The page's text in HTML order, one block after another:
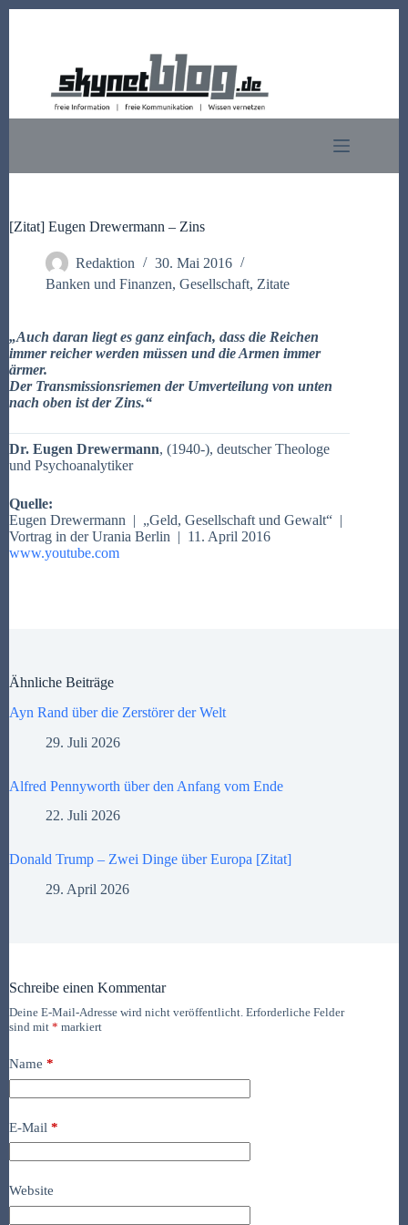
[Zitat] Eugen Drewermann – Zins
Redaktion
30. Mai 2016
Banken und Finanzen, Gesellschaft, Zitate
„Auch daran liegt es ganz einfach, dass die Reichen
immer reicher werden müssen und die Armen immer
ärmer.
Der Transmissionsriemen der Umverteilung von unten
nach oben ist der Zins.“
Dr. Eugen Drewermann, (1940-), deutscher Theologe
und Psychoanalytiker
Quelle:
Eugen Drewermann | „Geld, Gesellschaft und Gewalt“ |
Vortrag in der Urania Berlin | 11. April 2016
www.youtube.com
Ähnliche Beiträge
Ayn Rand über die Zerstörer der Welt
29. Juli 2026
Alfred Pennyworth über den Anfang vom Ende
22. Juli 2026
Donald Trump – Zwei Dinge über Europa [Zitat]
29. April 2026
Schreibe einen Kommentar
Deine E-Mail-Adresse wird nicht veröffentlicht. Erforderliche Felder
sind mit * markiert
Name *
E-Mail *
Website